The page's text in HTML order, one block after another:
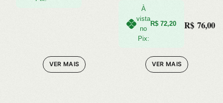
VER MAIS
HISTORIAS,
À
vista
no
Pix:
R$ 72,20 R$ 76,00
VER MAIS